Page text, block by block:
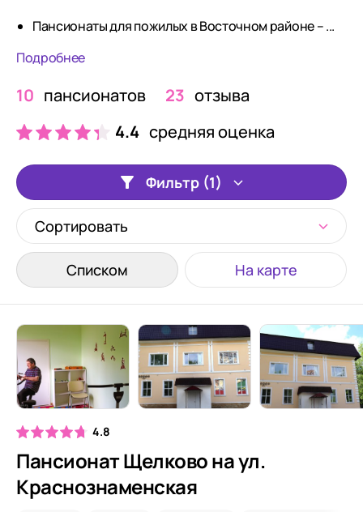
Пансионаты для пожилых в Восточном районе – ...
Подробнее
10 пансионатов 23 отзыва
4.4 средняя оценка
Фильтр (1)
Сортировать
Списком На карте
4.8
Пансионат Щелково на ул.
Краснознаменская